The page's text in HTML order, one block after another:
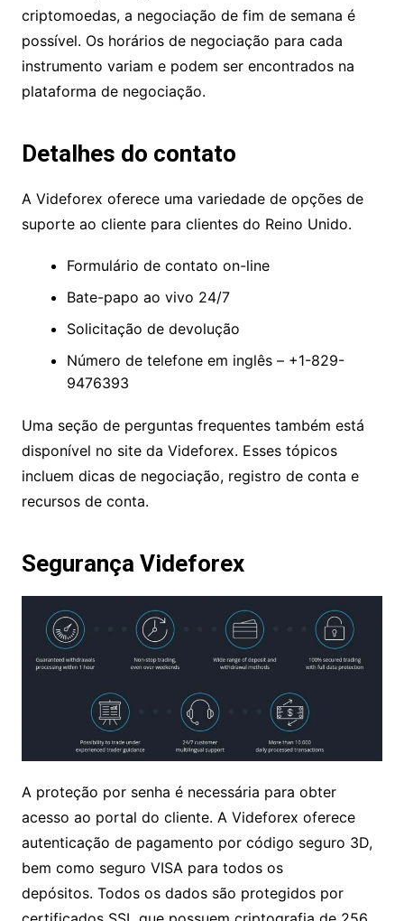
Horarios de funcionamento
A Videforex opera entre o horário comercial
padrão e 24 horas, de segunda a sexta-feira. Em
possível. Os horários de negociação para cada
plataforma de negociação.
Detalhes do contato
suporte ao cliente para clientes do Reino Unido.
Formulário de contato on-line
Solicitação de devolução
Número de telefone em inglês – +1-829-
9476393
disponível no site da Videforex. Esses tópicos
incluem dicas de negociação, registro de conta e
recursos de conta.
Segurança Videforex
A proteção por senha é necessária para obter